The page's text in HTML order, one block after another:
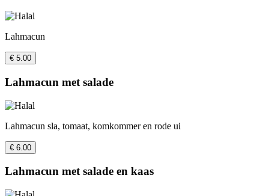
Lahmacun
€ 5.00
Lahmacun met salade
Lahmacun sla, tomaat, komkommer en rode ui
€ 6.00
Lahmacun met salade en kaas